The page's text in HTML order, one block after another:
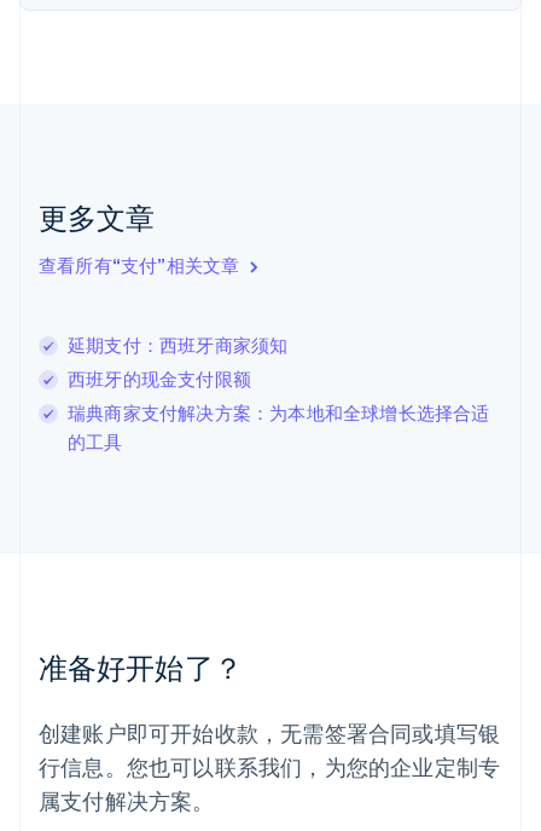
更多文章
查看所有“支付”相关文章
延期支付：西班牙商家须知
西班牙的现金支付限额
瑞典商家支付解决方案：为本地和全球增长选择合适
的工具
准备好开始了？
创建账户即可开始收款，无需签署合同或填写银
行信息。您也可以联系我们，为您的企业定制专
属支付解决方案。
芬兰
克罗地亚
EnglishItaliano
拉脱维亚
English
列支敦士登
DeutschEnglish
卢森堡
FrançaisDeutschEnglish
罗马尼亚
墨西哥
EspañolEnglish
English
葡萄牙
PortuguêsEnglish
日本